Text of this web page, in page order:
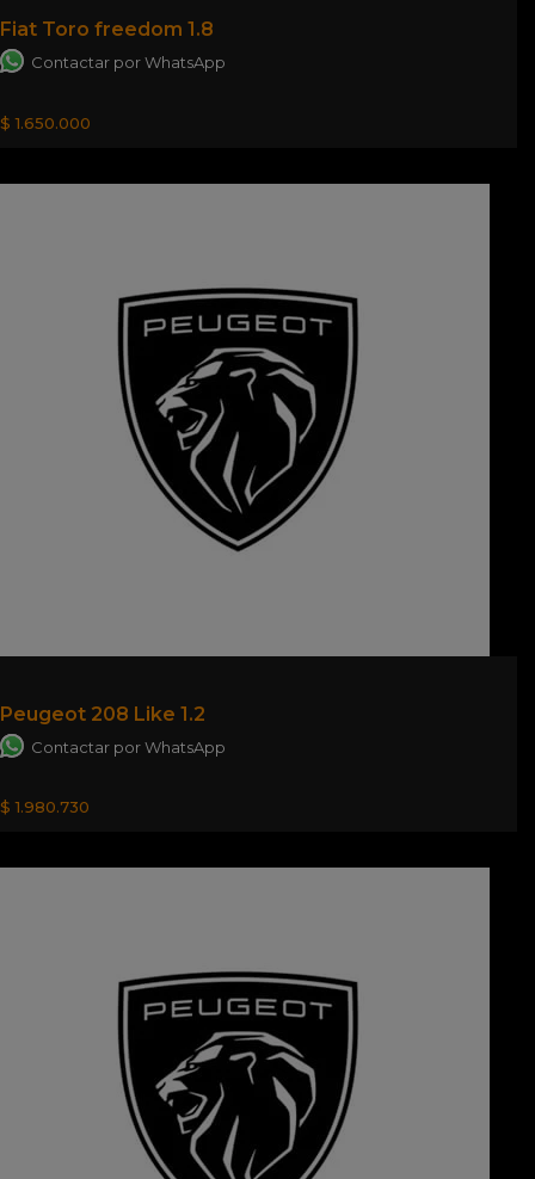
Fiat Toro freedom 1.8
Contactar por WhatsApp
$ 1.650.000
Peugeot 208 Like 1.2
Contactar por WhatsApp
$ 1.980.730